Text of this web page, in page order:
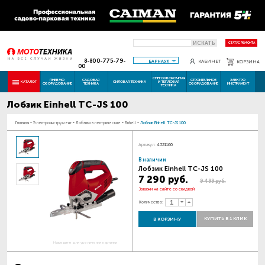
ИСКАТЬ СТАТУС РЕМОНТА
8-800-775-79-
00
БАРНАУЛ КАБИНЕТ КОРЗИНА
КАТАЛОГ ПНЕВМО
ОБОРУДОВАНИЕ
САДОВАЯ
ТЕХНИКА СИЛОВАЯ ТЕХНИКА
СНЕГОУБОРОЧНАЯ
И ТЕПЛОВАЯ
ТЕХНИКА
СТРОИТЕЛЬНОЕ
ОБОРУДОВАНИЕ
ЭЛЕКТРО
ИНСТРУМЕНТ
Лобзик Einhell TC-JS 100
Главная - Электроинструмент - Лобзики электрические - Einhell - Лобзик Einhell TC-JS 100
Наведите для увеличения картинки
Артикул: 4321160
В наличии
Лобзик Einhell TC-JS 100
7 290 руб. 9 499 руб.
Закажи на сайте со скидкой
Количество:
В КОРЗИНУ КУПИТЬ В 1 КЛИК